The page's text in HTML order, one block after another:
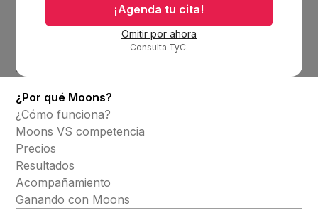
¡Agenda tu cita!
Omitir por ahora
Consulta TyC.
Alineadores invisibles
¿Por qué Moons?
¿Cómo funciona?
Moons VS competencia
Precios
Resultados
Acompañamiento
Ganando con Moons